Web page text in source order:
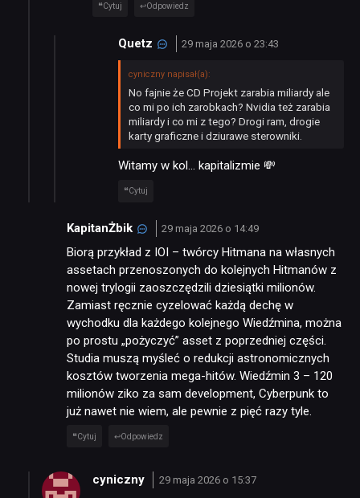
Cytuj Odpowiedz
Quetz 29 maja 2026 o 23:43
cyniczny napisał(a):
No fajnie że CD Projekt zarabia miliardy ale
co mi po ich zarobkach? Nvidia też zarabia
miliardy i co mi z tego? Drogi ram, drogie
karty graficzne i dziurawe sterowniki.
Witamy w kol… kapitalizmie 💸
Cytuj
KapitanŻbik 29 maja 2026 o 14:49
Biorą przykład z IOI – twórcy Hitmana na własnych
assetach przenoszonych do kolejnych Hitmanów z
nowej trylogii zaoszczędzili dziesiątki milionów.
Zamiast ręcznie cyzelować każdą dechę w
wychodku dla każdego kolejnego Wiedźmina, można
po prostu „pożyczyć” asset z poprzedniej części.
Studia muszą myśleć o redukcji astronomicznych
kosztów tworzenia mega-hitów. Wiedźmin 3 – 120
milionów ziko za sam development, Cyberpunk to
już nawet nie wiem, ale pewnie z pięć razy tyle.
Cytuj Odpowiedz
cyniczny 29 maja 2026 o 15:37